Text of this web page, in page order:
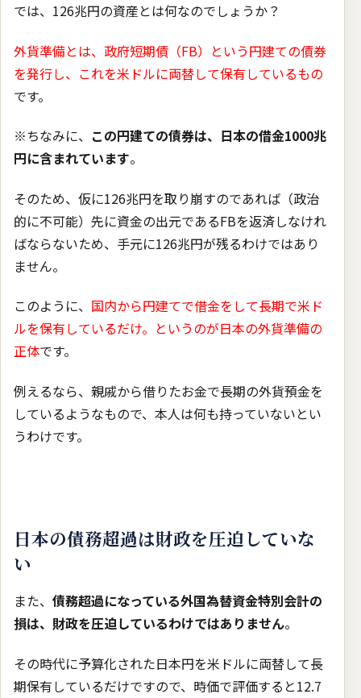
では、126兆円の資産とは何なのでしょうか？
外貨準備とは、政府短期債（FB）という円建ての債券
を発行し、これを米ドルに両替して保有しているもの
です。
※ちなみに、 この円建ての債券は、日本の借金1000兆
円に含まれています。
そのため、仮に126兆円を取り崩すのであれば（政治
的に不可能）先に資金の出元であるFBを返済しなけれ
ばならないため、手元に126兆円が残るわけではあり
ません。
このように、 国内から円建てで借金をして長期で米ド
ルを保有しているだけ。というのが日本の外貨準備の
正体です。
例えるなら、親戚から借りたお金で長期の外貨預金を
しているようなもので、本人は何も持っていないとい
うわけです。
日本の債務超過は財政を圧迫していな
い
また、 債務超過になっている外国為替資金特別会計の
損は、財政を圧迫しているわけではありません。
その時代に予算化された日本円を米ドルに両替して長
期保有しているだけですので、時価で評価すると12.7